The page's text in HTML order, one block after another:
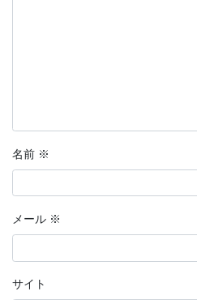
名前 ※
メール ※
サイト